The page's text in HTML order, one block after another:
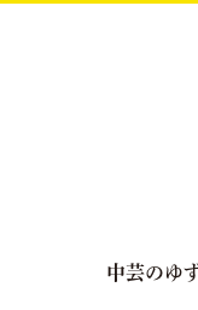
中芸のゆ